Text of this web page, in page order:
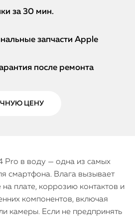
за 30 мин.
запчасти Apple
после ремонта
ЦЕНУ
Pro в воду — одна из самых
смартфона. Влага вызывает
плате, коррозию контактов и
компонентов, включая
камеры. Если не предпринять